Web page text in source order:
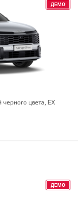
ДЕМО
цвета, EX
ДЕМО